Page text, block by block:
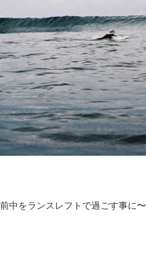
中をランスレフトで過ごす事に〜